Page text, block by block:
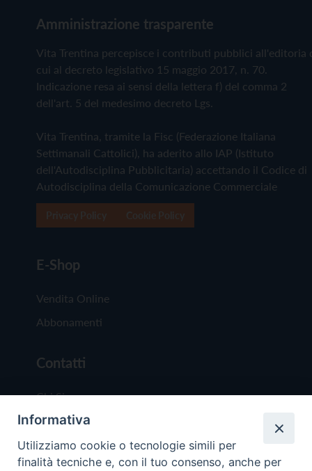
Amministrazione trasparente
Vita Trentina percepisce i contributi pubblici all'editoria
cui al decreto legislativo 15 maggio 2017, n. 70.
Indicazione resa ai sensi della lettera f) del comma 2
dell'art. 5 del medesimo decreto Lgs.
Vita Trentina, tramite la Fisc (Federazione Italiana
Settimanali Cattolici), ha aderito allo IAP (Istituto
dell'Autodisciplina Pubblicitaria) accettando il Codice di
Autodisciplina della Comunicazione Commerciale
E-Shop
Vendita Online
Abbonamenti
Contatti
Chi Siamo
Redazione
Scrivici
Informativa
Utilizziamo cookie o tecnologie simili per
finalità tecniche e, con il tuo consenso, anche per